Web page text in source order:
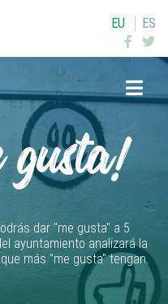
EU ES
dar "me gusta" a 5
ayuntamiento analizará la
más "me gusta" tengan.